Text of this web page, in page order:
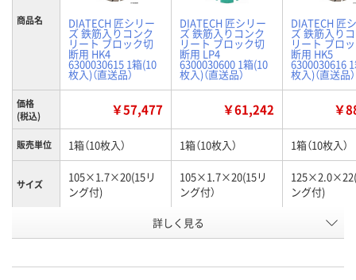
商品名 DIATECH 匠シリー
ズ 鉄筋入りコンク
リート ブロック切
断用 HK4
6300030615 1箱(10
枚入)（直送品）
DIATECH 匠シリー
ズ 鉄筋入りコンク
リート ブロック切
断用 LP4
6300030600 1箱(10
枚入)（直送品）
DIATECH 匠
ズ 鉄筋入り
リート ブロ
断用 HK5
6300030616
枚入)（直送品）
価格
(税込)
￥57,477 ￥61,242 ￥
販売単位 1箱（10枚入） 1箱（10枚入） 1箱（10枚入）
サイズ
105×1.7×20(15リ
ング付)
105×1.7×20(15リ
ング付）
ング付)
LP4
号
詳しく見る